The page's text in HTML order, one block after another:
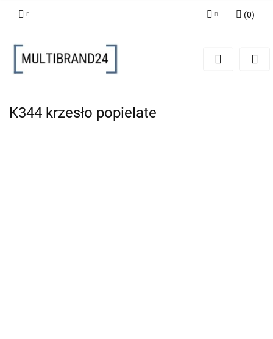
Zarejestruj się
(0)
K344 krzesło popielate